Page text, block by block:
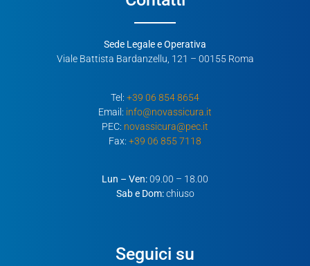
Sede Legale e Operativa
Viale Battista Bardanzellu, 121 – 00155 Roma
Tel: +39 06 854 8654
Email: info@novassicura.it
PEC: novassicura@pec.it
Fax: +39 06 855 7118
Lun – Ven:09.00 – 18.00
Sab e Dom:chiuso
Seguici su